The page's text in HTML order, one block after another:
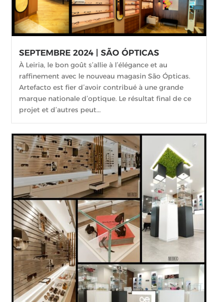
SEPTEMBRE 2024 | SÃO ÓPTICAS
À Leiria, le bon goût s’allie à l’élégance et au
raffinement avec le nouveau magasin São Ópticas.
Artefacto est fier d’avoir contribué à une grande
marque nationale d’optique. Le résultat final de ce
projet et d’autres peut...